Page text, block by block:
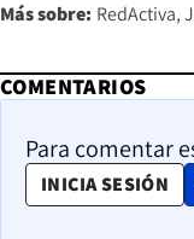
Más sobre: RedActiva
COMENTARIOS
Para comentar
INICIA SESIÓN